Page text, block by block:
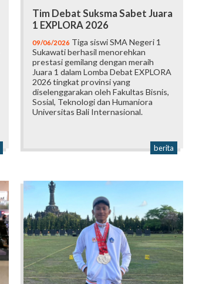
Tim Debat Suksma Sabet Juara
1 EXPLORA 2026
09/06/2026 Tiga siswi SMA Negeri 1
Sukawati berhasil menorehkan
prestasi gemilang dengan meraih
Juara 1 dalam Lomba Debat EXPLORA
2026 tingkat provinsi yang
diselenggarakan oleh Fakultas Bisnis,
Sosial, Teknologi dan Humaniora
Universitas Bali Internasional.
berita